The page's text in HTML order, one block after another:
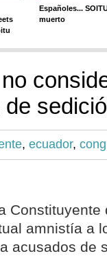
Españoles...
muerto
, ecuador,
Constituyente
amnistía a
acusados de